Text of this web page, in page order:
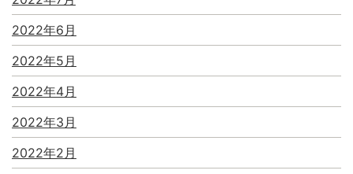
2022年6月
2022年5月
2022年4月
2022年3月
2022年2月